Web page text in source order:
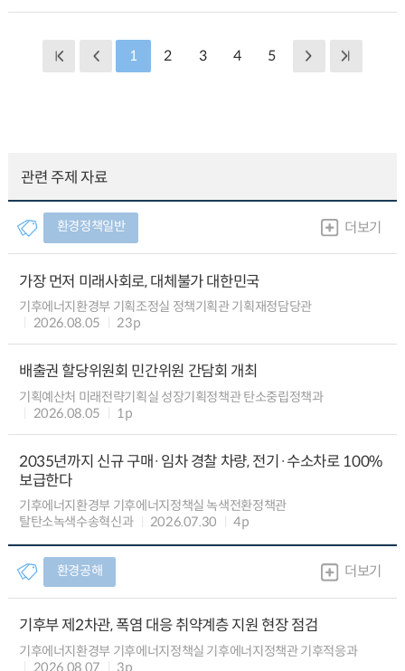
1 2 3 4 5
관련 주제 자료
환경정책일반 더보기
가장 먼저 미래사회로, 대체불가 대한민국
기후에너지환경부 기획조정실 정책기획관 기획재정담당관
2026.08.05
23p
배출권 할당위원회 민간위원 간담회 개최
기획예산처 미래전략기획실 성장기획정책관 탄소중립정책과
2026.08.05
1p
2035년까지 신규 구매·임차 경찰 차량, 전기·수소차로 100%
보급한다
기후에너지환경부 기후에너지정책실 녹색전환정책관
탈탄소녹색수송혁신과
2026.07.30 4p
환경공해 더보기
기후부 제2차관, 폭염 대응 취약계층 지원 현장 점검
기후에너지환경부 기후에너지정책실 기후에너지정책관 기후적응과
2026.08.07
3p